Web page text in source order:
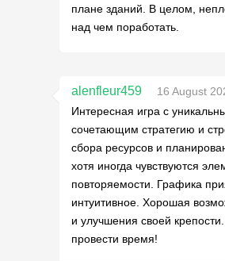
плане зданий. В целом,
над чем поработать.
alenfleur459
16 August
Интересная игра с
сочетающим стратегию и
сбора ресурсов и
хотя иногда чувствуются
повторяемости. Графика
интуитивное. Хорошая
и улучшения своей
провести время!